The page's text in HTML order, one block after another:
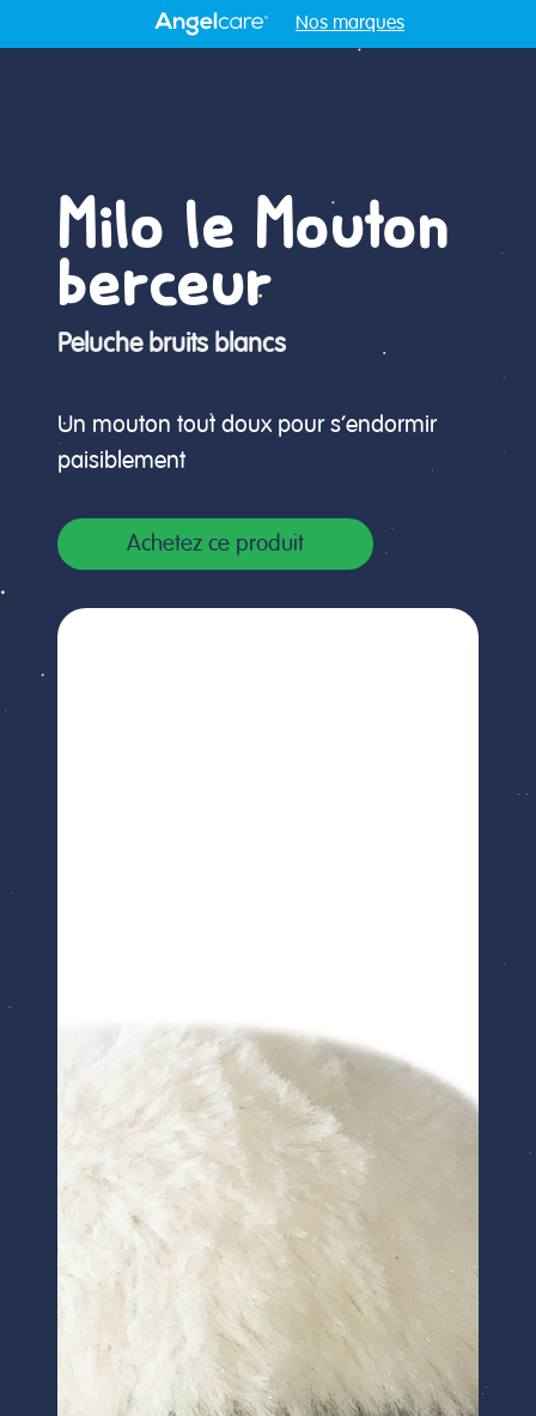
Nos marques
Milo le Mouton
berceur
Peluche bruits blancs
Un mouton tout doux pour s’endormir
paisiblement
Achetez ce produit